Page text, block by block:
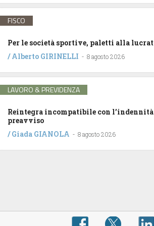
FISCO
Per le società sportive, paletti alla
/Alberto GIRINELLI - 8 agosto 2026
LAVORO & PREVIDENZA
Reintegra incompatibile con
preavviso
/Giada GIANOLA - 8 agosto 2026